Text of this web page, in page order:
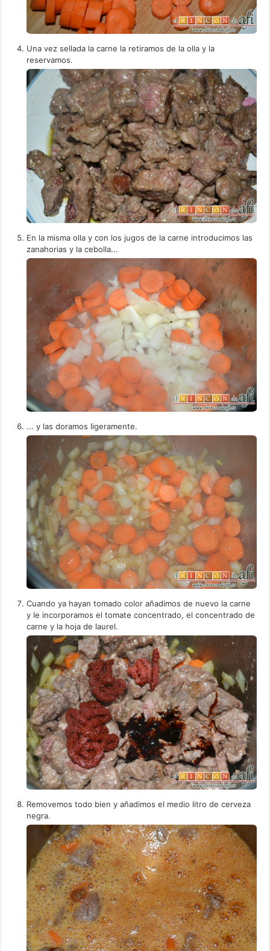
Una vez sellada la carne la retiramos de la olla y la
reservamos.
En la misma olla y con los jugos de la carne introducimos las
zanahorias y la cebolla...
... y las doramos ligeramente.
Cuando ya hayan tomado color añadimos de nuevo la carne
y le incorporamos el tomate concentrado, el concentrado de
carne y la hoja de laurel.
Removemos todo bien y añadimos el medio litro de cerveza
negra.